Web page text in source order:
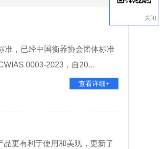
准，已经中国衡器协会团体标准
0003-2023，自20...
查看详细+
更有利于使用和美观，更新了
关闭